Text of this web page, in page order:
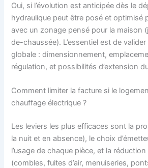
Oui, si l’évolution est anticipée dès le
hydraulique peut être posé et optimisé
avec un zonage pensé pour la maison
de-chaussée). L’essentiel est de
globale : dimensionnement,
régulation, et possibilités d’extension
Comment limiter la facture si le
chauffage électrique ?
Les leviers les plus efficaces sont la
la nuit et en absence), le choix
l’usage de chaque pièce, et la
(combles, fuites d’air, menuiseries,